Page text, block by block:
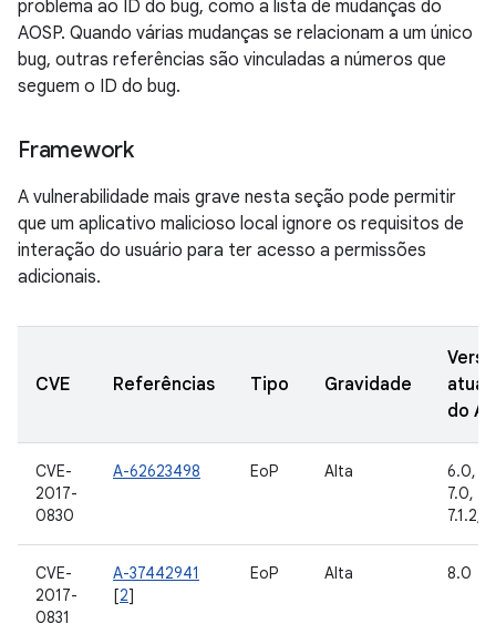
problema ao ID do bug, como a lista de mudanças do
AOSP. Quando várias mudanças se relacionam a um único
bug, outras referências são vinculadas a números que
seguem o ID do bug.
Framework
A vulnerabilidade mais grave nesta seção pode permitir
que um aplicativo malicioso local ignore os requisitos de
interação do usuário para ter acesso a permissões
adicionais.
CVE Referências Tipo Gravidade
do
CVE-
2017-
0830
A-62623498 EoP Alta
6.0,
7.0,
7.1.2,
CVE-
2017-
0831
A-37442941
[2]
EoP Alta 8.0